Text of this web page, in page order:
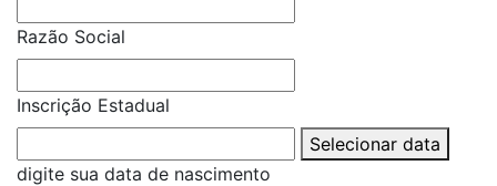
Razão Social
Inscrição Estadual
Selecionar data
digite sua data de nascimento